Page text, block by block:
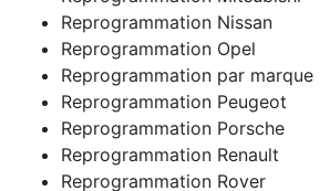
Reprogrammation Nissan
Reprogrammation Opel
Reprogrammation par marque
Reprogrammation Peugeot
Reprogrammation Porsche
Reprogrammation Renault
Reprogrammation Rover